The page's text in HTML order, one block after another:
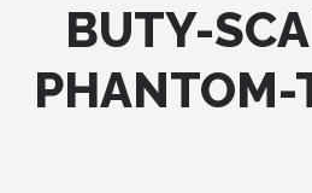
BUTY-
PHANTOM-